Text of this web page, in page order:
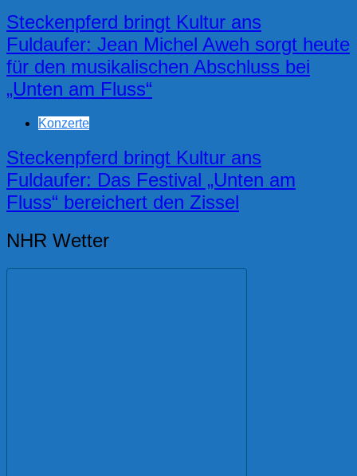
Steckenpferd bringt Kultur ans
Fuldaufer: Jean Michel Aweh sorgt heute
für den musikalischen Abschluss bei
„Unten am Fluss“
Konzerte
Steckenpferd bringt Kultur ans
Fuldaufer: Das Festival „Unten am
Fluss“ bereichert den Zissel
NHR Wetter